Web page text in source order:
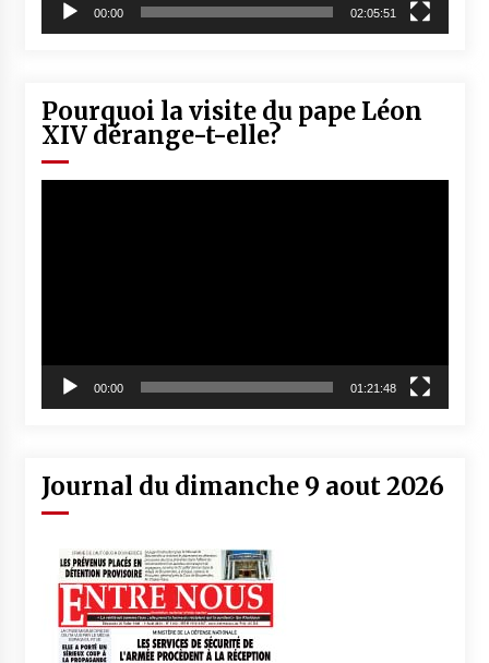
00:00 02:05:51
Pourquoi la visite du pape Léon
XIV dérange-t-elle?
00:00 01:21:48
Journal du dimanche 9 aout 2026